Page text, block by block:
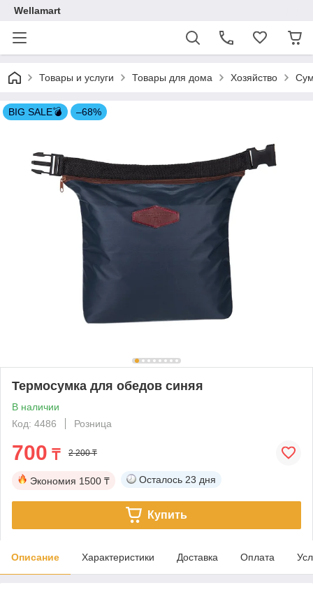
Wellamart
Товары и услуги Товары для дома Хозяйство
BIG SALE💣 –68%
Термосумка для обедов синяя
В наличии
Код: 4486
Розница
700 ₸ 2 200 ₸
Экономия 1500 ₸ Осталось 23 дня
Купить
Описание Характеристики Доставка Оплата